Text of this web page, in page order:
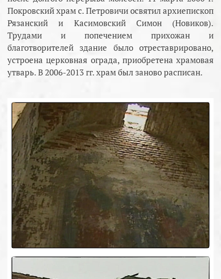
Покровский храм с. Петровичи освятил архиепископ
Рязанский и Касимовский Симон (Новиков).
Трудами и попечением прихожан и
благотворителей здание было отреставрировано,
устроена церковная ограда, приобретена храмовая
утварь. В 2006-2013 гг. храм был заново расписан.